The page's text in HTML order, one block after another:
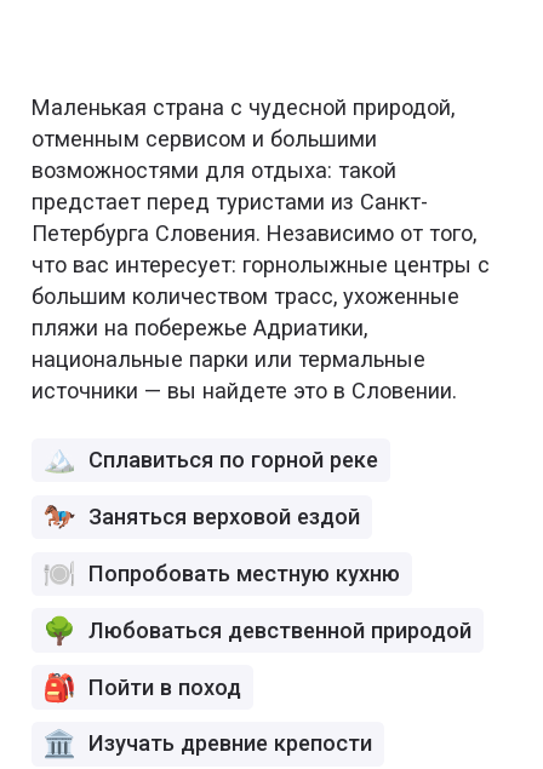
Маленькая страна с чудесной природой,
отменным сервисом и большими
возможностями для отдыха: такой
предстает перед туристами из Санкт-
Петербурга Словения. Независимо от того,
что вас интересует: горнолыжные центры с
большим количеством трасс, ухоженные
пляжи на побережье Адриатики,
национальные парки или термальные
источники — вы найдете это в Словении.
Сплавиться по горной реке
Заняться верховой ездой
Попробовать местную кухню
Любоваться девственной природой
Пойти в поход
Изучать древние крепости